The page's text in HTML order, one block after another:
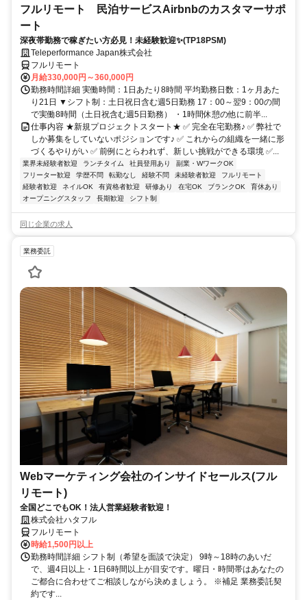
フルリモート 民泊サービスAirbnbのカスタマーサポ
ート
深夜帯勤務で稼ぎたい方必見！未経験歓迎✨(TP18PSM)
Teleperformance Japan株式会社
フルリモート
月給330,000円～360,000円
勤務時間詳細 実働時間：1日あたり8時間 平均勤務日数：1ヶ月あた
り21日 ▼シフト制：土日祝日含む週5日勤務 17：00～翌9：00の間
で実働8時間（土日祝含む週5日勤務） ・1時間休憩の他に前半...
仕事内容 ★新規プロジェクトスタート★ ✅ 完全在宅勤務♪ ✅ 弊社で
しか募集をしていないポジションです♪ ✅ これからの組織を一緒に形
づくるやりがい ✅ 前例にとらわれず、新しい挑戦ができる環境 ✅...
業界未経験者歓迎 ランチタイム 社員登用あり
副業・WワークOK
フリーター歓迎
学歴不問 転勤なし 経験不問 未経験者歓迎
フルリモート
経験者歓迎
ネイルOK 有資格者歓迎 研修あり 在宅OK ブランクOK
育休あり
オープニングスタッフ
長期歓迎 シフト制
同じ企業の求人
業務委託
Webマーケティング会社のインサイドセールス(フル
リモート)
全国どこでもOK！法人営業経験者歓迎！
株式会社ハタフル
フルリモート
時給1,500円以上
勤務時間詳細 シフト制（希望を面談で決定） 9時～18時のあいだ
で、週4日以上・1日6時間以上が目安です。曜日・時間帯はあなたの
ご都合に合わせてご相談しながら決めましょう。 ※補足 業務委託契
約です...